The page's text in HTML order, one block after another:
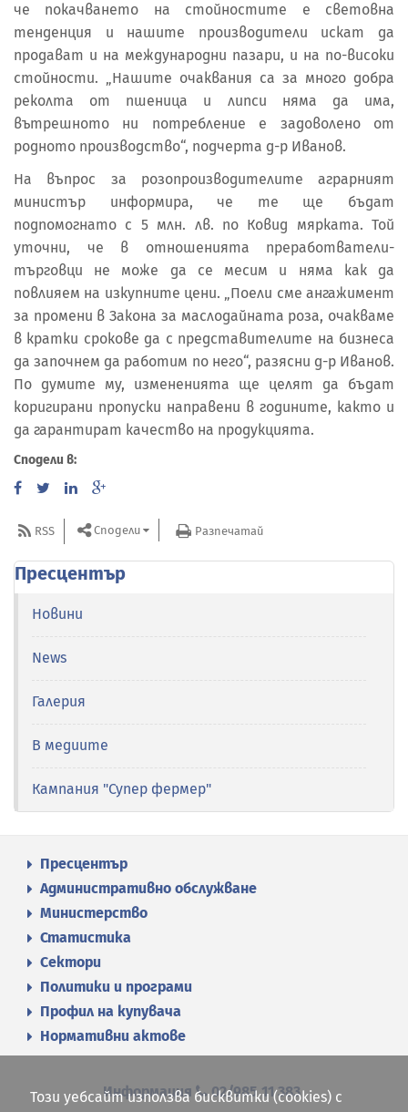
че покачването на стойностите е световна
тенденция и нашите производители искат да
продават и на международни пазари, и на по-високи
стойности. „Нашите очаквания са за много добра
реколта от пшеница и липси няма да има,
вътрешното ни потребление е задоволено от
родното производство“, подчерта д-р Иванов.
На въпрос за розопроизводителите аграрният
министър информира, че те ще бъдат
подпомогнато с 5 млн. лв. по Ковид мярката. Той
уточни, че в отношенията преработватели-
търговци не може да се месим и няма как да
повлияем на изкупните цени. „Поели сме ангажимент
за промени в Закона за маслодайната роза, очакваме
в кратки срокове да с представителите на бизнеса
да започнем да работим по него“, разясни д-р Иванов.
По думите му, измененията ще целят да бъдат
коригирани пропуски направени в годините, както и
да гарантират качество на продукцията.
Сподели в:
RSS Сподели Разпечатай
Пресцентър
Новини
News
Галерия
В медиите
Кампания "Супер фермер"
Пресцентър
Административно обслужване
Министерство
Статистика
Сектори
Политики и програми
Профил на купувача
Нормативни актове
Информация 02/985 11 383
Този уебсайт използва бисквитки (cookies) с